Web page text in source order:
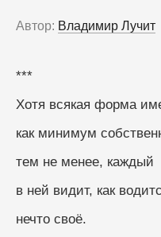
Автор: Владимир Лучит
***
Хотя всякая форма
как минимум
тем не менее, каждый
в ней видит, как
нечто своё.